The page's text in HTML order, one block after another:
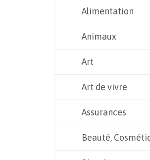
Alimentation
Animaux
Art
Art de vivre
Assurances
Beauté,